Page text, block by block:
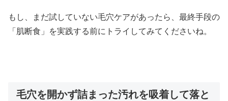
もし、まだ試していない毛穴ケアがあったら、最終手段の
「肌断食」を実践する前にトライしてみてくださいね。
毛穴を開かず詰まった汚れを吸着して落と